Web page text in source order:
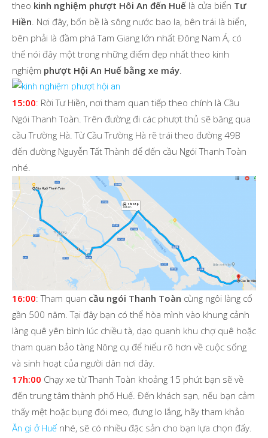
Hiền . Nơi đây, bốn bề là sông nước bao la, bên trái là biển,
bên phải là đầm phá Tam Giang lớn nhất Đông Nam Á, có
thể nói đây một trong những điểm đẹp nhất theo kinh
nghiệmphượt Hội An Huế bằng xe máy.
15:00: Rời Tư Hiền, nơi tham quan tiếp theo chính là Cầu
Ngói Thanh Toàn. Trên đường đi các phượt thủ sẽ băng qua
cầu Trường Hà. Từ Cầu Trường Hà rẽ trái theo đường 49B
đến đường Nguyễn Tất Thành để đến cầu Ngói Thanh Toàn
nhé.
: Tham quan cầu ngói Thanh Toàn cùng ngôi làng cổ
gần 500 năm. Tại đây bạn có thể hòa mình vào khung cảnh
làng quê yên bình lúc chiều tà, dạo quanh khu chợ quê hoặc
tham quan bảo tàng Nông cụ để hiểu rõ hơn về cuộc sống
và sinh hoạt của người dân nơi đây.
17h:00 Chạy xe từ Thanh Toàn khoảng 15 phút bạn sẽ về
đến trung tâm thành phố Huế. Đến khách sạn, nếu bạn cảm
thấy mệt hoặc bụng đói meo, đưng lo lắng, hãy tham khảo
Ăn gì ở Huếnhé, sẽ có nhiều đặc sản cho bạn lựa chọn đấy.
Kết thúc thành công hành trìnhphượt Hội An Huế.